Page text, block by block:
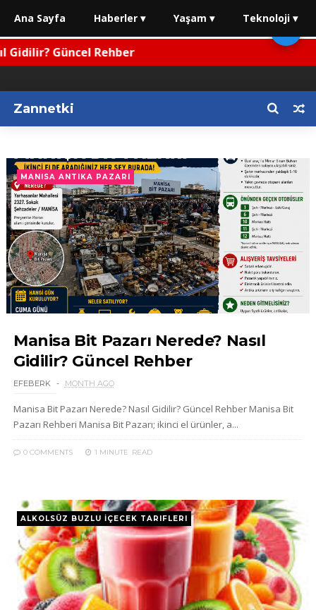
Tarifleri
Zannetki
MANISA ANTIKA PAZARI
Manisa Bit Pazarı Nerede? Nasıl
Gidilir? Güncel Rehber
EFEBERK MONTH AGO
Manisa Bit Pazarı Nerede? Nasıl Gidilir? Güncel Rehber Manisa Bit
Pazarı Rehberi Manisa Bit Pazarı; ikinci el ürünler, a...
0 COMMENTS 1 MINUTE READ
ALKOLSÜZ BUZLU İÇECEK TARIFLERI
Ana Sayfa Haberler ▾ Yaşam ▾ Teknoloji ▾